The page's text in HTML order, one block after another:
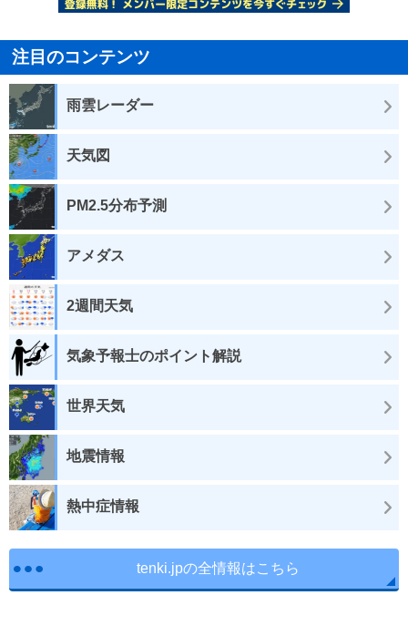
注目のコンテンツ
雨雲レーダー
天気図
PM2.5分布予測
アメダス
2週間天気
気象予報士のポイント解説
世界天気
地震情報
熱中症情報
tenki.jpの全情報はこちら